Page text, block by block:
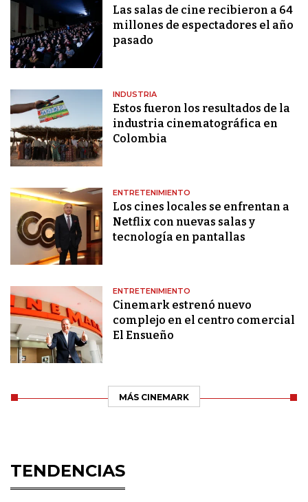
Las salas de cine recibieron a 64
millones de espectadores el año
pasado
INDUSTRIA
Estos fueron los resultados de la
industria cinematográfica en
Colombia
ENTRETENIMIENTO
Los cines locales se enfrentan a
Netflix con nuevas salas y
tecnología en pantallas
ENTRETENIMIENTO
Cinemark estrenó nuevo
complejo en el centro comercial
El Ensueño
MÁS CINEMARK
TENDENCIAS